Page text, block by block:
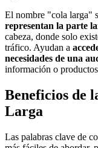
El nombre "cola larga"
representan la parte
cabeza, donde solo
tráfico. Ayudan a
necesidades de una
información o
Beneficios de
Larga
Las palabras clave de